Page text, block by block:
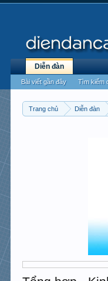
Trang chủ Diễn đàn
Diễn đàn
Bài viết gần đây Tìm kiếm